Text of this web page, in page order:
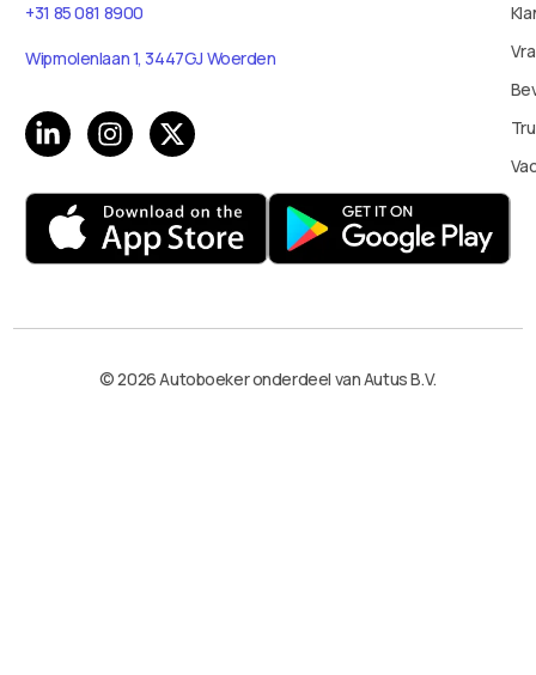
+31 85 081 8900
Wipmolenlaan 1, 3447GJ Woerden
© 2026 Autoboeker onderdeel van Autus B.V.